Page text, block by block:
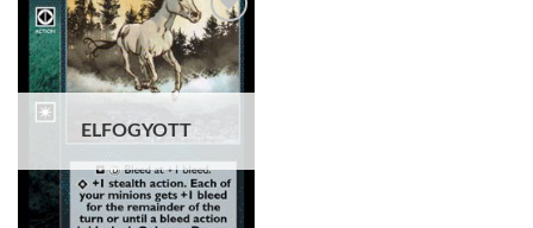
Add to
wishlist
ELFOGYOTT